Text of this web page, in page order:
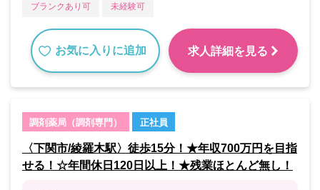
ブランクあり可 未経験可
お気に入りに追加 求人詳細を見る
調剤薬局（調剤専門） 正社員
〈下関市/綾羅木駅〉徒歩15分！★年収700万円を目指
せる！☆年間休日120日以上！★残業ほとんど無し！